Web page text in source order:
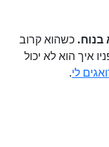
כשהוא קרוב
איך הוא לא יכול
לי.